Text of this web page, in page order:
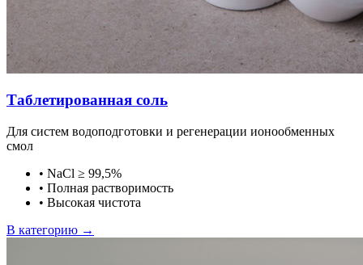
Таблетированная соль
Для систем водоподготовки и регенерации ионообменных
смол
• NaCl ≥ 99,5%
• Полная растворимость
• Высокая чистота
В категорию →